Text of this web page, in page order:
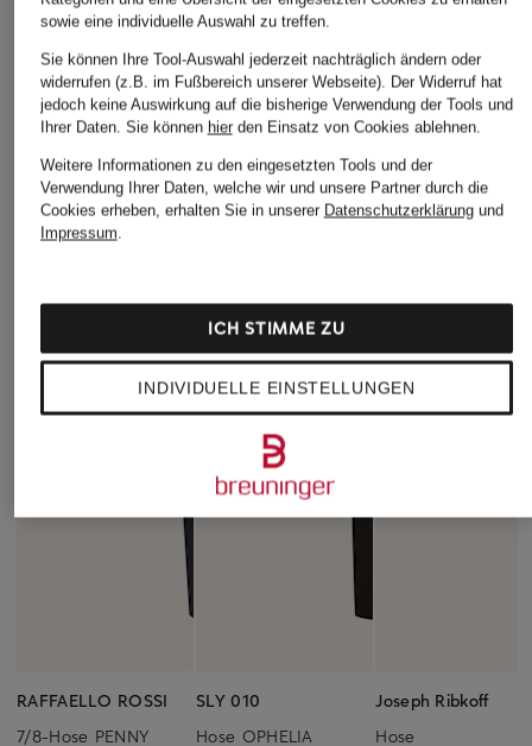
RAFFAELLO ROSSI
7/8-Hose PENNY
SLY 010
Hose OPHELIA
Joseph Ribkoff
Hose
sowie eine individuelle Auswahl zu treffen.
Sie können Ihre Tool-Auswahl jederzeit nachträglich ändern oder
widerrufen (z.B. im Fußbereich unserer Webseite). Der Widerruf hat
jedoch keine Auswirkung auf die bisherige Verwendung der Tools und
Ihrer Daten. Sie können hierden Einsatz von Cookies ablehnen.
Weitere Informationen zu den eingesetzten Tools und der
Verwendung Ihrer Daten, welche wir und unsere Partner durch die
Cookies erheben, erhalten Sie in unserer Datenschutzerklärungund
Impressum.
INDIVIDUELLE EINSTELLUNGEN
ICH STIMME ZU